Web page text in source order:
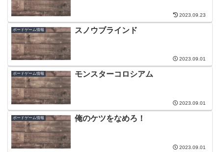
2023.09.23
ボードゲーム情報 スノウブラインド
2023.09.01
ボードゲーム情報 モンスターコロシアム
2023.09.01
ボードゲーム情報 俺のケツをなめろ！
2023.09.01